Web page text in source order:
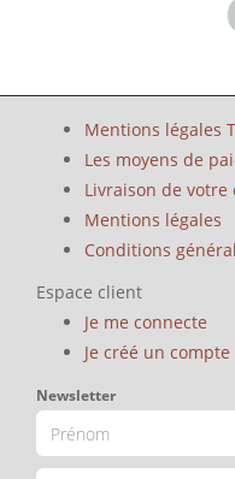
Mentions légales
Les moyens de
Livraison de votre
Mentions légales
Conditions
Espace client
Je me connecte
Je créé un compte
Newsletter